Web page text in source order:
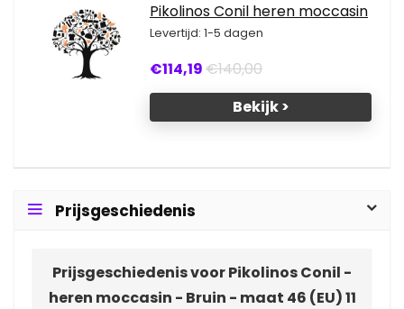
Pikolinos Conil heren moccasin
Levertijd: 1-5 dagen
€114,19€140,00
Bekijk >
Prijsgeschiedenis
Prijsgeschiedenis voor Pikolinos Conil -
heren moccasin - Bruin - maat 46 (EU) 11